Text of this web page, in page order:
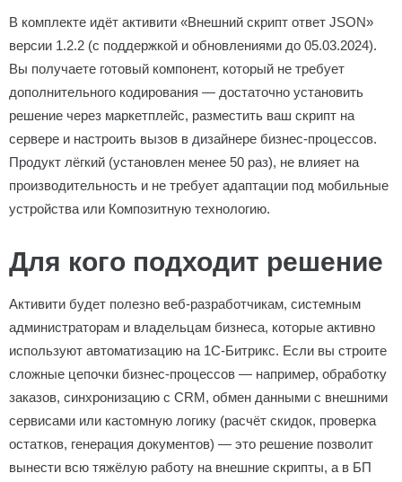
В комплекте идёт активити «Внешний скрипт ответ JSON»
версии 1.2.2 (с поддержкой и обновлениями до 05.03.2024).
Вы получаете готовый компонент, который не требует
дополнительного кодирования — достаточно установить
решение через маркетплейс, разместить ваш скрипт на
сервере и настроить вызов в дизайнере бизнес-процессов.
Продукт лёгкий (установлен менее 50 раз), не влияет на
производительность и не требует адаптации под мобильные
устройства или Композитную технологию.
Для кого подходит решение
Активити будет полезно веб-разработчикам, системным
администраторам и владельцам бизнеса, которые активно
используют автоматизацию на 1С-Битрикс. Если вы строите
сложные цепочки бизнес-процессов — например, обработку
заказов, синхронизацию с CRM, обмен данными с внешними
сервисами или кастомную логику (расчёт скидок, проверка
остатков, генерация документов) — это решение позволит
вынести всю тяжёлую работу на внешние скрипты, а в БП